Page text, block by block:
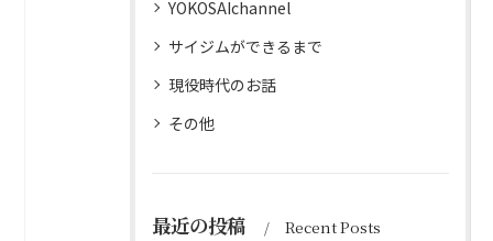
YOKOSAIchannel
サイジムができるまで
現役時代のお話
その他
最近の投稿 Recent Posts